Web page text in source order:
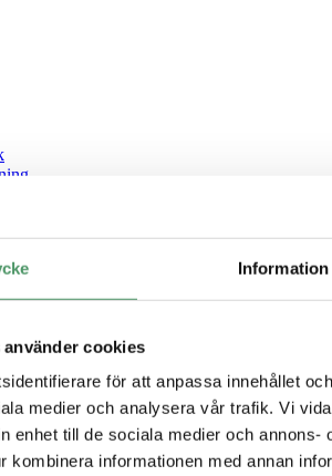
Information
cookies
för att anpassa innehållet
medier och analysera vår trafik. Vi
enhet till de sociala medier och
kombinera informationen med annan